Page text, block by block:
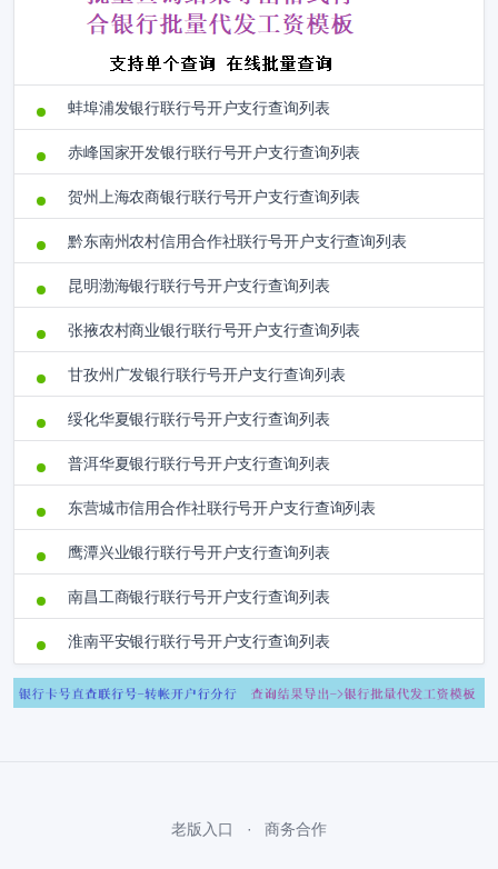
蚌埠浦发银行联行号开户支行查询列表
赤峰国家开发银行联行号开户支行查询列表
贺州上海农商银行联行号开户支行查询列表
黔东南州农村信用合作社联行号开户支行查询列表
昆明渤海银行联行号开户支行查询列表
张掖农村商业银行联行号开户支行查询列表
甘孜州广发银行联行号开户支行查询列表
绥化华夏银行联行号开户支行查询列表
普洱华夏银行联行号开户支行查询列表
东营城市信用合作社联行号开户支行查询列表
鹰潭兴业银行联行号开户支行查询列表
南昌工商银行联行号开户支行查询列表
淮南平安银行联行号开户支行查询列表
老版入口 商务合作